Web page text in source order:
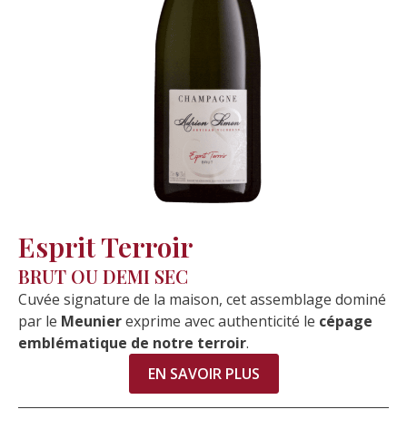
Esprit Terroir
BRUT OU DEMI SEC
Cuvée signature de la maison, cet assemblage dominé
par le Meunierexprime avec authenticité le cépage
emblématique de notre terroir.
EN SAVOIR PLUS